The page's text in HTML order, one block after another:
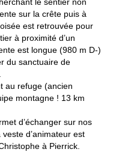
le sentier non
sur la crête puis à
est retrouvée pour
à proximité d’un
est longue (980 m D-)
du sanctuaire de
au refuge (ancien
montagne ! 13 km
d’échanger sur nos
d’animateur est
à Pierrick.